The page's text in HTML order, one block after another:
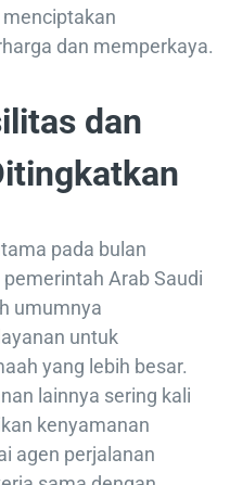
dan memperkaya.
dan
pada bulan
Arab Saudi
umumnya
untuk
yang lebih besar.
lainnya sering kali
kenyamanan
agen perjalanan